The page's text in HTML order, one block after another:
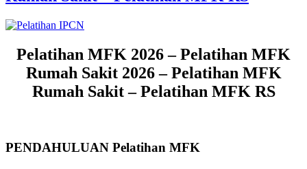
Pelatihan MFK 2026 – Pelatihan MFK
Rumah Sakit 2026 – Pelatihan MFK
Rumah Sakit – Pelatihan MFK RS
PENDAHULUAN Pelatihan MFK